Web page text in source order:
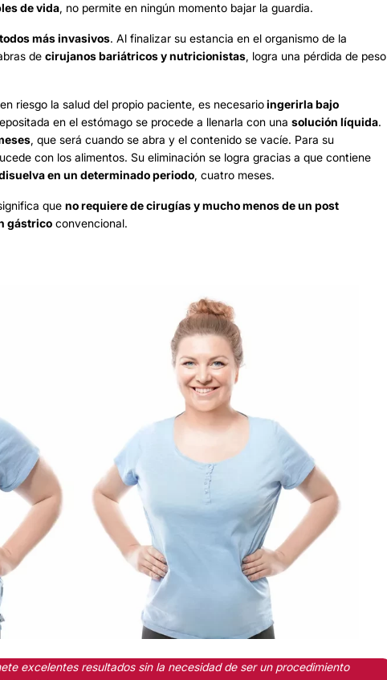
de vida, no permite en ningún momento bajar la guardia.
más invasivos. Al finalizar su estancia en el organismo de la
de cirujanos bariátricos y nutricionistas, logra una pérdida de peso
riesgo la salud del propio paciente, es necesarioingerirla bajo
en el estómago se procede a llenarla con una solución líquida.
, que será cuando se abra y el contenido se vacíe. Para su
con los alimentos. Su eliminación se logra gracias a que contiene
en un determinado periodo, cuatro meses.
que no requiere de cirugías y mucho menos de un post
gástrico convencional.
excelentes resultados sin la necesidad de ser un procedimiento